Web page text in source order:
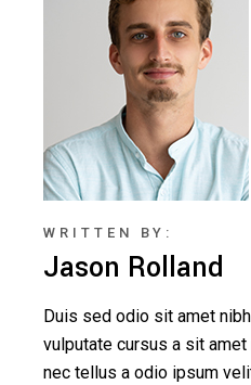
WRITTEN BY:
Jason Rolland
Duis sed odio sit amet
vulputate cursus a sit
nec tellus a odio ipsum